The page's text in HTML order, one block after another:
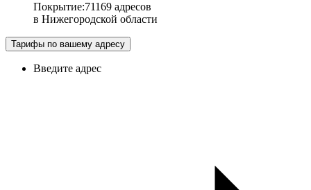
Покрытие:71169 адресов
в Нижегородской области
Тарифы по вашему адресу
Введите адрес